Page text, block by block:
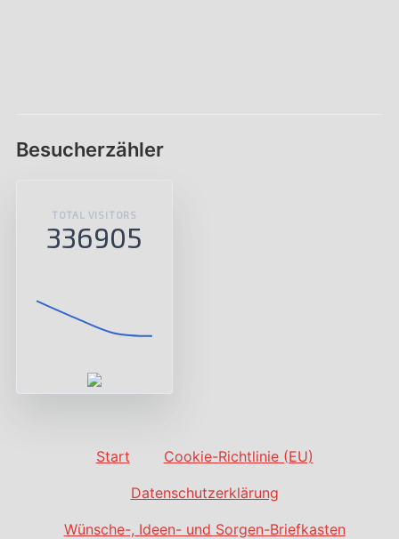
Besucherzähler
TOTAL VISITORS
336905
Start Cookie-Richtlinie (EU)
Datenschutzerklärung
Wünsche-, Ideen- und Sorgen-Briefkasten